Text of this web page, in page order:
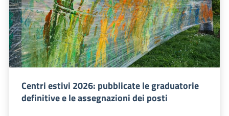
Centri estivi 2026: pubblicate le graduatorie
definitive e le assegnazioni dei posti